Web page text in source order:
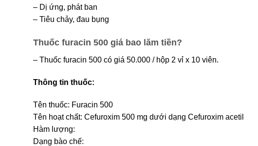
– Dị ứng, phát ban
– Tiêu chảy, đau bụng
Thuốc furacin 500 giá bao lăm tiền?
– Thuốc furacin 500 có giá 50.000 / hộp 2 vỉ x 10 viên.
Thông tin thuốc:
Tên thuốc: Furacin 500
Tên hoạt chất: Cefuroxim 500 mg dưới dạng Cefuroxim acetil
Hàm lượng:
Dạng bào chế: